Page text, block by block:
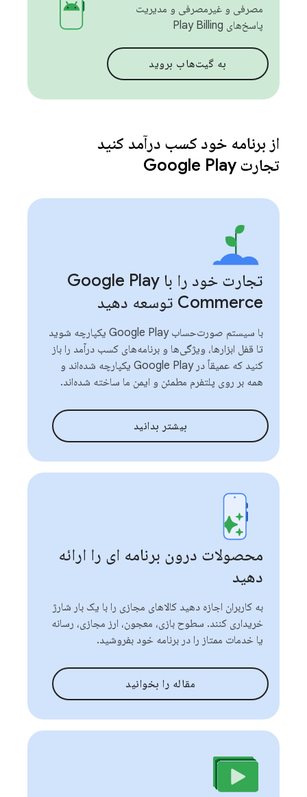
مصرفی و غیرمصرفی و مدیریت
پاسخ‌های Play Billing
به گیت‌هاب بروید
از برنامه خود کسب درآمد کنید
تجارت Google Play
تجارت خود را با Google Play
Commerce توسعه دهید
با سیستم صورت‌حساب Google Play یکپارچه شوید
تا قفل ابزارها، ویژگی‌ها و برنامه‌های کسب درآمد را باز
کنید که عمیقاً در Google Play یکپارچه شده‌اند و
همه بر روی پلتفرم مطمئن و ایمن ما ساخته شده‌اند.
بیشتر بدانید
محصولات درون برنامه ای را ارائه
دهید
به کاربران اجازه دهید کالاهای مجازی را با یک بار شارژ
خریداری کنند. سطوح بازی، معجون، ارز مجازی، رسانه
یا خدمات ممتاز را در برنامه خود بفروشید.
مقاله را بخوانید